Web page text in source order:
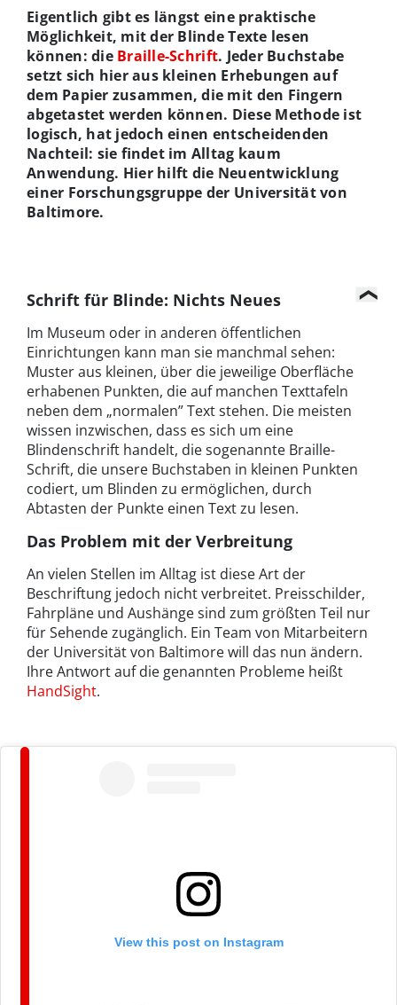
Eigentlich gibt es längst eine praktische
Möglichkeit, mit der Blinde Texte lesen
können: die Braille-Schrift. Jeder Buchstabe
setzt sich hier aus kleinen Erhebungen auf
dem Papier zusammen, die mit den Fingern
abgetastet werden können. Diese Methode ist
logisch, hat jedoch einen entscheidenden
Nachteil: sie findet im Alltag kaum
Anwendung. Hier hilft die Neuentwicklung
einer Forschungsgruppe der Universität von
Baltimore.
Schrift für Blinde: Nichts Neues
Im Museum oder in anderen öffentlichen
Einrichtungen kann man sie manchmal sehen:
Muster aus kleinen, über die jeweilige Oberfläche
erhabenen Punkten, die auf manchen Texttafeln
neben dem „normalen” Text stehen. Die meisten
wissen inzwischen, dass es sich um eine
Blindenschrift handelt, die sogenannte Braille-
Schrift, die unsere Buchstaben in kleinen Punkten
codiert, um Blinden zu ermöglichen, durch
Abtasten der Punkte einen Text zu lesen.
Das Problem mit der Verbreitung
An vielen Stellen im Alltag ist diese Art der
Beschriftung jedoch nicht verbreitet. Preisschilder,
Fahrpläne und Aushänge sind zum größten Teil nur
für Sehende zugänglich. Ein Team von Mitarbeitern
der Universität von Baltimore will das nun ändern.
Ihre Antwort auf die genannten Probleme heißt
HandSight.
View this post on Instagram